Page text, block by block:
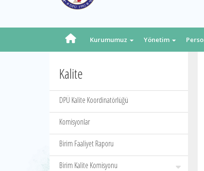
Kurumumuz Yönetim
Kalite
DPÜ Kalite Koordinatörlüğü
Komisyonlar
Birim Faaliyet Raporu
Birim Kalite Komisyonu